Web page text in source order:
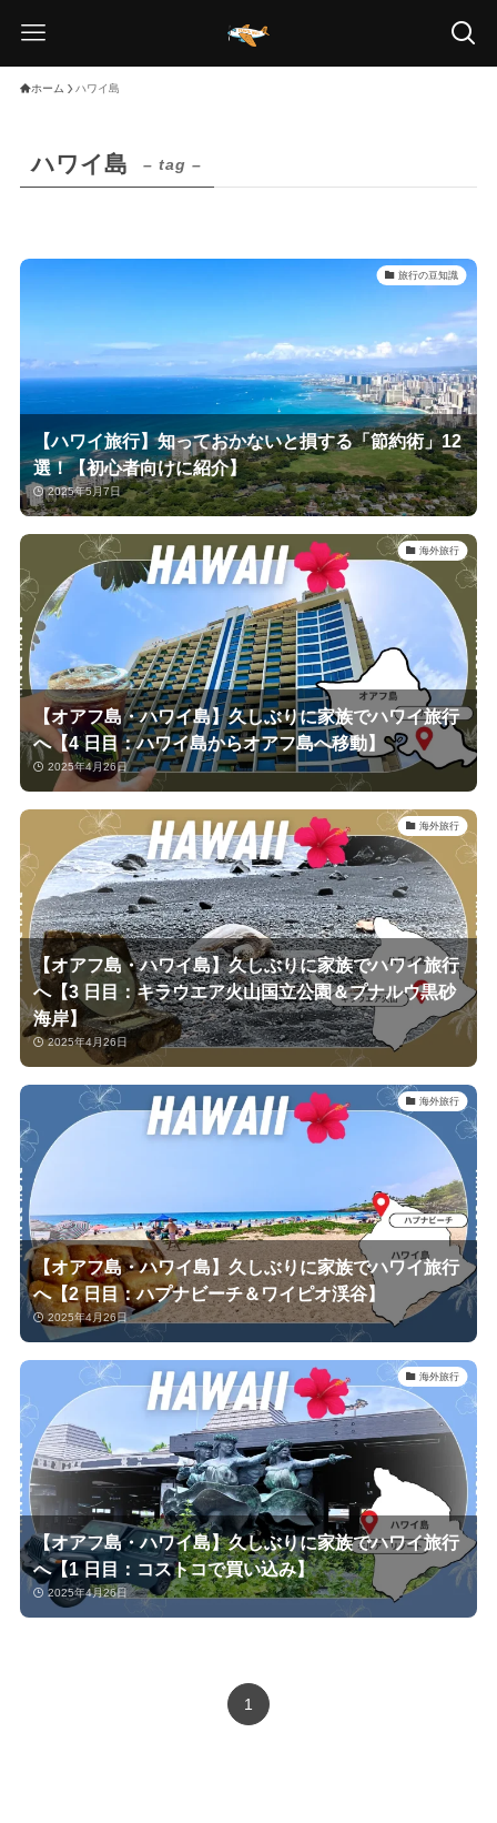
ホーム ハワイ島
ハワイ島 – tag –
旅行の豆知識
【ハワイ旅行】知っておかないと損する「節約術」12
選！【初心者向けに紹介】
2025年5月7日
海外旅行
【オアフ島・ハワイ島】久しぶりに家族でハワイ旅行
へ【4 日目：ハワイ島からオアフ島へ移動】
2025年4月26日
海外旅行
【オアフ島・ハワイ島】久しぶりに家族でハワイ旅行
へ【3 日目：キラウエア火山国立公園＆プナルウ黒砂
海岸】
2025年4月26日
海外旅行
【オアフ島・ハワイ島】久しぶりに家族でハワイ旅行
へ【2 日目：ハプナビーチ＆ワイピオ渓谷】
2025年4月26日
海外旅行
【オアフ島・ハワイ島】久しぶりに家族でハワイ旅行
へ【1 日目：コストコで買い込み】
2025年4月26日
1